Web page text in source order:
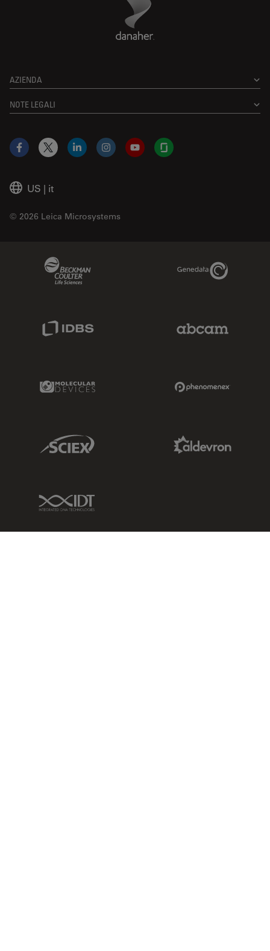
AZIENDA
NOTE LEGALI
US | it
© 2026 Leica Microsystems
Facebook
X LinkedInInstagramYouTubeGlassdoor
Genedata Link
Molecular Devices Link
Sciex Link
IDT Link